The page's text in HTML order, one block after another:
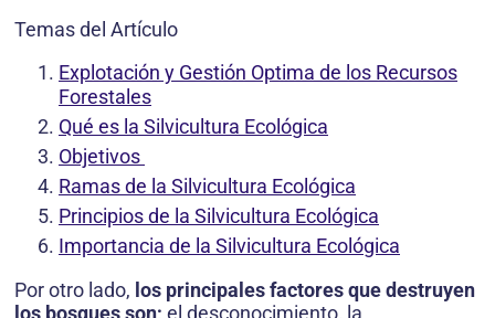
Temas del Artículo
Explotación y Gestión Optima de los Recursos
Forestales
Qué es la Silvicultura Ecológica
Objetivos
Ramas de la Silvicultura Ecológica
Principios de la Silvicultura Ecológica
Importancia de la Silvicultura Ecológica
Por otro lado, los principales factores que destruyen
los bosques son; el desconocimiento, la